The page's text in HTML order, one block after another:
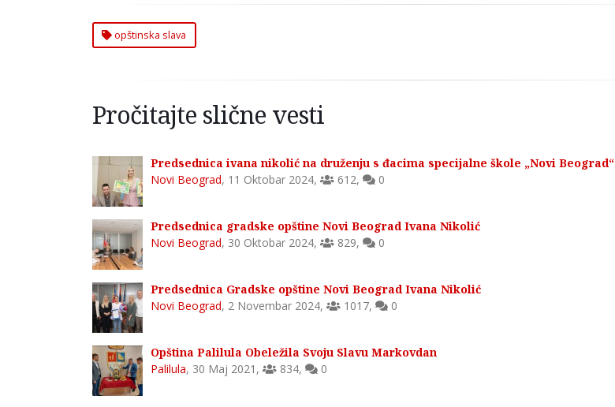
opštinska slava
Pročitajte slične vesti
Predsednica ivana nikolić na druženju s đacima specijalne škole „Novi Beograd“
Novi Beograd, 11 Oktobar 2024, 612, 0
Predsednica gradske opštine Novi Beograd Ivana Nikolić
Novi Beograd, 30 Oktobar 2024, 829, 0
Predsednica Gradske opštine Novi Beograd Ivana Nikolić
Novi Beograd, 2 Novembar 2024, 1017, 0
Opština Palilula Obeležila Svoju Slavu Markovdan
Palilula, 30 Maj 2021 , 834, 0